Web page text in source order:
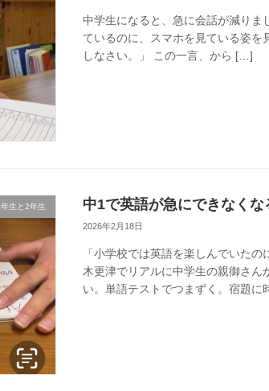
中学生になると、急に会話が減りま
ているのに、スマホを見ている姿
しなさい。」 この一言、から […]
生と2年生 中1で英語が急にできなくな
2026年2月18日
「小学校では英語を楽しんでいた
木更津でリアルに中学生の親御さ
い。単語テストでつまずく。宿題